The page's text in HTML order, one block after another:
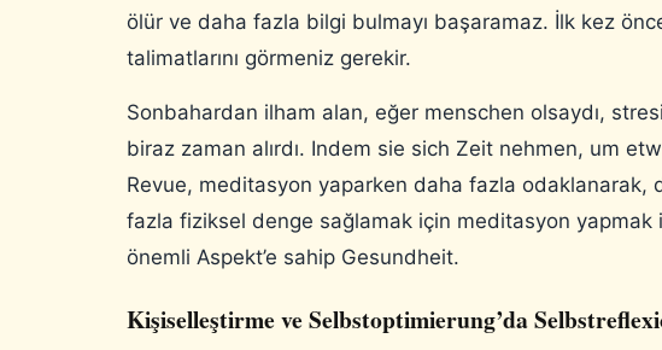
ölür ve daha fazla bilgi bulmayı başaramaz. İlk kez
talimatlarını görmeniz gerekir.
Sonbahardan ilham alan, eğer menschen olsaydı,
biraz zaman alırdı. Indem sie sich Zeit nehmen, um
Revue, meditasyon yaparken daha fazla odaklanarak,
fazla fiziksel denge sağlamak için meditasyon yapmak
önemli Aspekt’e sahip Gesundheit.
Kişiselleştirme ve Selbstoptimierung’da